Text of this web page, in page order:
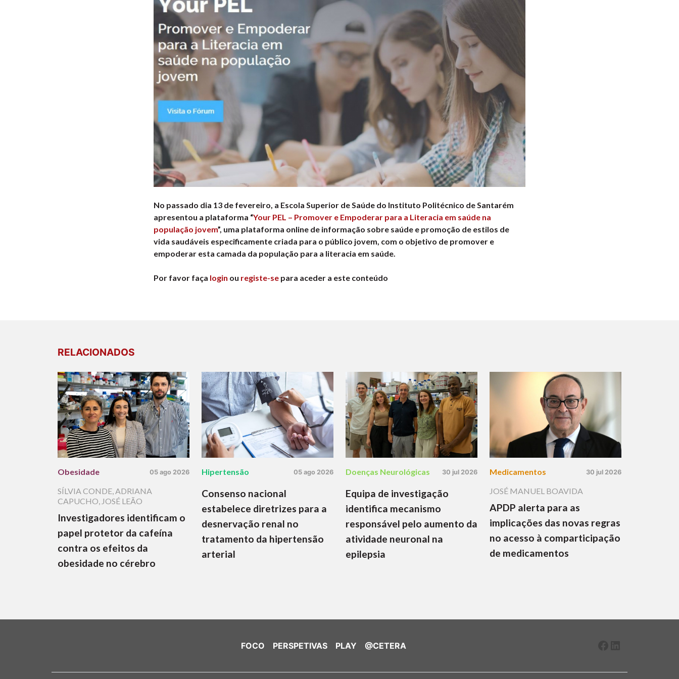
No passado dia 13 de fevereiro, a Escola Superior de Saúde do Instituto Politécnico de Santarém
apresentou a plataforma “Your PEL – Promover e Empoderar para a Literacia em saúde na
população jovem”, uma plataforma online de informação sobre saúde e promoção de estilos de
vida saudáveis especificamente criada para o público jovem, com o objetivo de promover e
empoderar esta camada da população para a literacia em saúde.
Por favor faça login ou registe-se para aceder a este conteúdo
RELACIONADOS
Obesidade 05 ago 2026
SÍLVIA CONDE,ADRIANA
CAPUCHO, JOSÉ LEÃO
Investigadores identificam o
papel protetor da cafeína
contra os efeitos da
obesidade no cérebro
Hipertensão 05 ago 2026
Consenso nacional
estabelece diretrizes para a
desnervação renal no
tratamento da hipertensão
arterial
Doenças Neurológicas 30 jul 2026
Equipa de investigação
identifica mecanismo
responsável pelo aumento da
atividade neuronal na
epilepsia
Medicamentos 30 jul 2026
JOSÉ MANUEL BOAVIDA
APDP alerta para as
implicações das novas regras
no acesso à comparticipação
de medicamentos
FOCO PERSPETIVAS PLAY @CETERA